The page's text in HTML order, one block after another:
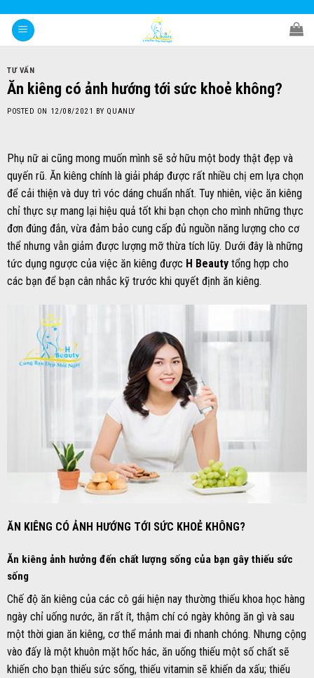
content
TƯ VẤN
Ăn kiêng có ảnh hướng tới sức khoẻ không?
POSTED ON 12/08/2021 BY QUANLY
Phụ nữ ai cũng mong muốn mình sẽ sở hữu một body thật đẹp và
quyến rũ. Ăn kiêng chính là giải pháp được rất nhiều chị em lựa chọn
để cải thiện và duy trì vóc dáng chuẩn nhất. Tuy nhiên, việc ăn kiêng
chỉ thực sự mang lại hiệu quả tốt khi bạn chọn cho mình những thực
đơn đúng đắn, vừa đảm bảo cung cấp đủ nguồn năng lượng cho cơ
thể nhưng vẫn giảm được lượng mỡ thừa tích lũy. Dưới đây là những
tức dụng ngược của việc ăn kiêng được H Beauty tổng hợp cho
các bạn để bạn cân nhắc kỹ trước khi quyết định ăn kiêng.
ĂN KIÊNG CÓ ẢNH HƯỚNG TỚI SỨC KHOẺ KHÔNG?
Ăn kiêng ảnh hưởng đến chất lượng sống của bạn gây thiếu sức
sống
Chế độ ăn kiêng của các cô gái hiện nay thường thiếu khoa học hàng
ngày chỉ uống nước, ăn rất ít, thậm chí có ngày không ăn gì và sau
một thời gian ăn kiêng, cơ thể mảnh mai đi nhanh chóng. Nhưng cộng
vào đấy là một khuôn mặt hốc hác, ăn uống thiếu một số chất sẽ
khiến cho bạn thiếu sức sống, thiếu vitamin sẽ khiến da xấu; thiếu